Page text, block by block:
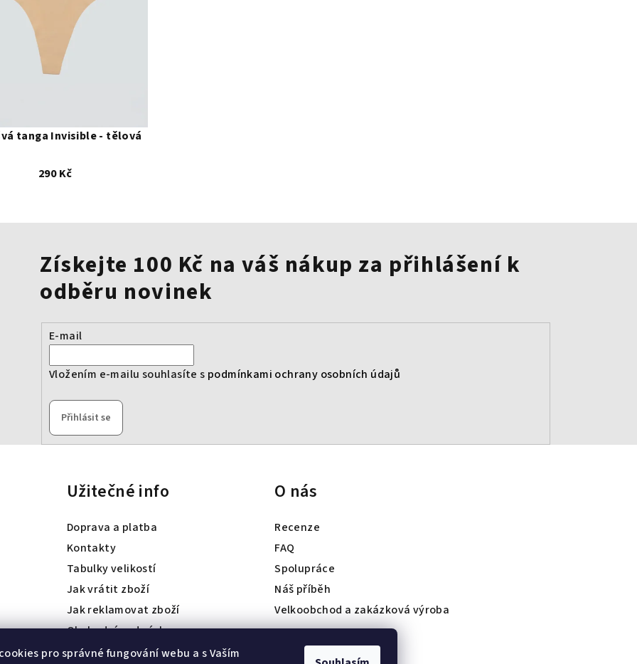
pro správné fungování webu a s Vaším
tanga Invisible - tělová
290 Kč
Získejte 100 Kč na váš nákup za přihlášení k
odběru novinek
E-mail
Vložením e-mailu souhlasíte s podmínkami ochrany osobních údajů
Přihlásit se
Užitečné info
Doprava a platba
Kontakty
Tabulky velikostí
Jak vrátit zboží
Jak reklamovat zboží
Obchodní podmínky
Ochrana osobních údajů
O nás
Recenze
FAQ
Spolupráce
Náš příběh
Velkoobchod a zakázková výroba